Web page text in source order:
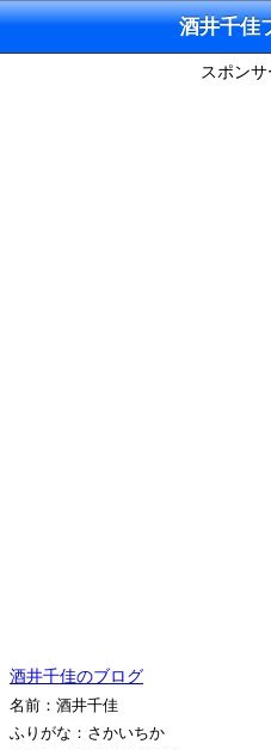
酒井千佳
スポン
酒井千佳のブログ
名前：酒井千佳
ふりがな：さかいちか